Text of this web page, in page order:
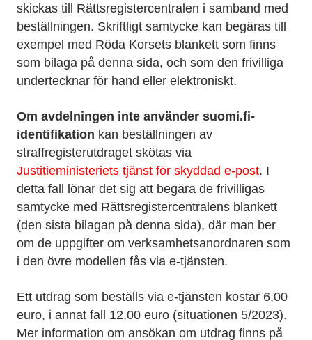
skickas till Rättsregistercentralen i samband med
beställningen. Skriftligt samtycke kan begäras till
exempel med Röda Korsets blankett som finns
som bilaga på denna sida, och som den frivilliga
undertecknar för hand eller elektroniskt.
Om avdelningen inte använder suomi.fi-
identifikation kan beställningen av
straffregisterutdraget skötas via
Justitieministeriets tjänst för skyddad e-post. I
detta fall lönar det sig att begära de frivilligas
samtycke med Rättsregistercentralens blankett
(den sista bilagan på denna sida), där man ber
om de uppgifter om verksamhetsanordnaren som
i den övre modellen fås via e-tjänsten.
Ett utdrag som beställs via e-tjänsten kostar 6,00
euro, i annat fall 12,00 euro (situationen 5/2023).
Mer information om ansökan om utdrag finns på